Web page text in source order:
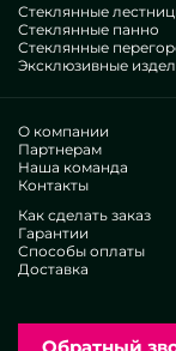
Стеклянные
Стеклянные панно
Стеклянные
Эксклюзивные
О компании
Партнерам
Наша команда
Контакты
Как сделать заказ
Гарантии
Способы оплаты
Доставка